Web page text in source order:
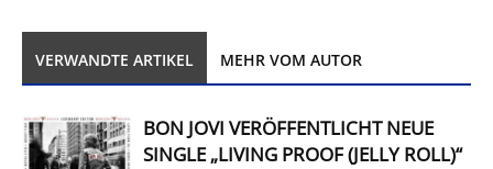
VERWANDTE ARTIKEL MEHR VOM AUTOR
BON JOVI VERÖFFENTLICHT NEUE
SINGLE „LIVING PROOF (JELLY ROLL)“